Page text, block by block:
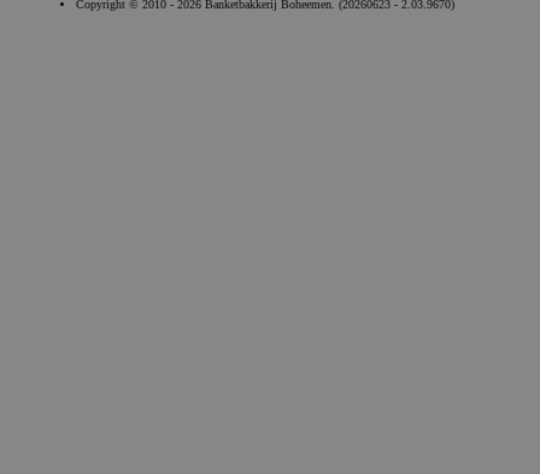
Copyright © 2010 - 2026 Banketbakkerij Boheemen. (20260623 - 2.03.9670)